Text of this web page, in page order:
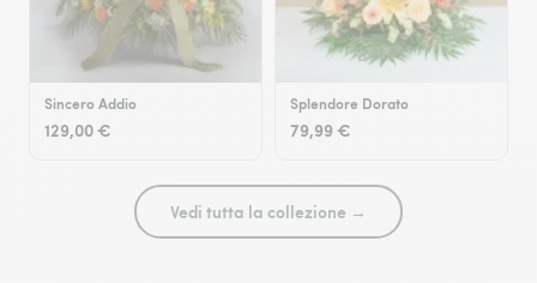
Sincero Addio
129,00 €
Splendore Dorato
79,99 €
Vedi tutta la collezione →